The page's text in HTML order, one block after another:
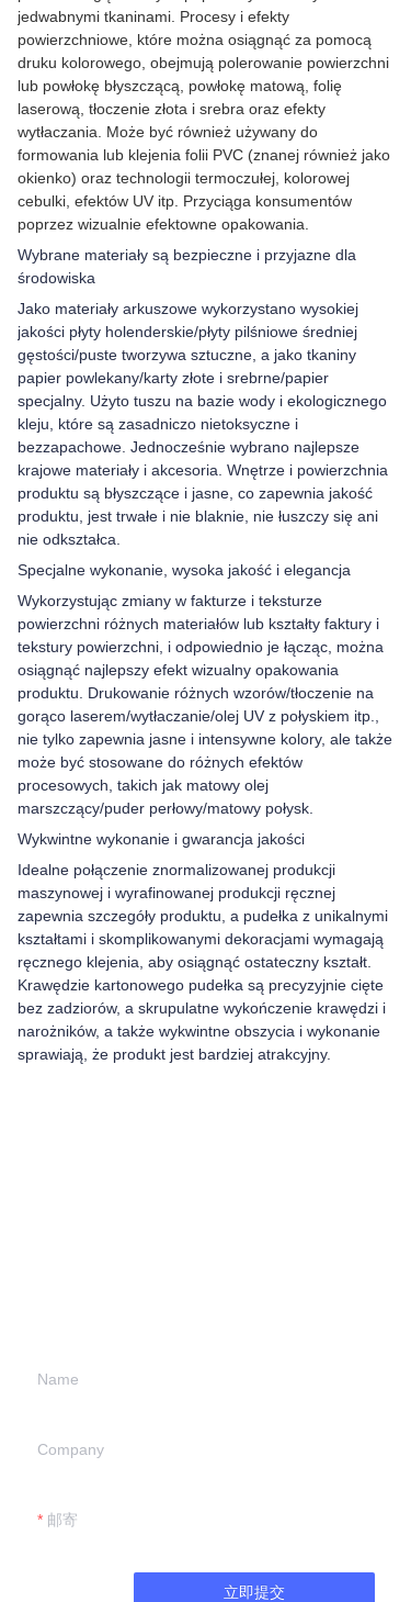
jedwabnymi tkaninami. Procesy i efekty
powierzchniowe, które można osiągnąć za pomocą
druku kolorowego, obejmują polerowanie powierzchni
lub powłokę błyszczącą, powłokę matową, folię
laserową, tłoczenie złota i srebra oraz efekty
wytłaczania. Może być również używany do
formowania lub klejenia folii PVC (znanej również jako
okienko) oraz technologii termoczułej, kolorowej
cebulki, efektów UV itp. Przyciąga konsumentów
poprzez wizualnie efektowne opakowania.
Wybrane materiały są bezpieczne i przyjazne dla
środowiska
Jako materiały arkuszowe wykorzystano wysokiej
jakości płyty holenderskie/płyty pilśniowe średniej
gęstości/puste tworzywa sztuczne, a jako tkaniny
papier powlekany/karty złote i srebrne/papier
specjalny. Użyto tuszu na bazie wody i ekologicznego
kleju, które są zasadniczo nietoksyczne i
bezzapachowe. Jednocześnie wybrano najlepsze
krajowe materiały i akcesoria. Wnętrze i powierzchnia
produktu są błyszczące i jasne, co zapewnia jakość
produktu, jest trwałe i nie blaknie, nie łuszczy się ani
nie odkształca.
Specjalne wykonanie, wysoka jakość i elegancja
Wykorzystując zmiany w fakturze i teksturze
powierzchni różnych materiałów lub kształty faktury i
tekstury powierzchni, i odpowiednio je łącząc, można
osiągnąć najlepszy efekt wizualny opakowania
produktu. Drukowanie różnych wzorów/tłoczenie na
gorąco laserem/wytłaczanie/olej UV z połyskiem itp.,
nie tylko zapewnia jasne i intensywne kolory, ale także
może być stosowane do różnych efektów
procesowych, takich jak matowy olej
marszczący/puder perłowy/matowy połysk.
Wykwintne wykonanie i gwarancja jakości
Idealne połączenie znormalizowanej produkcji
maszynowej i wyrafinowanej produkcji ręcznej
zapewnia szczegóły produktu, a pudełka z unikalnymi
kształtami i skomplikowanymi dekoracjami wymagają
ręcznego klejenia, aby osiągnąć ostateczny kształt.
Krawędzie kartonowego pudełka są precyzyjnie cięte
bez zadziorów, a skrupulatne wykończenie krawędzi i
narożników, a także wykwintne obszycia i wykonanie
sprawiają, że produkt jest bardziej atrakcyjny.
Name
Company
邮寄
立即提交